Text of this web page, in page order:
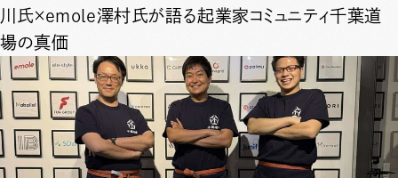
川氏×emole澤村氏が語る起業家コミュニティ千葉道
場の真価